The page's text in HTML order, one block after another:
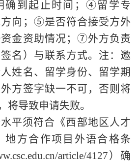
到起止时间；④留学专
向；⑤是否符合接受方外
金资助情况；⑦外方负责
名）与联系方式。注：邀
姓名、留学身份、留学期
方签字缺一不可，否则将
将导致申请失败。
水平须符合《西部地区人才
地方合作项目外语合格条
article/4127）确